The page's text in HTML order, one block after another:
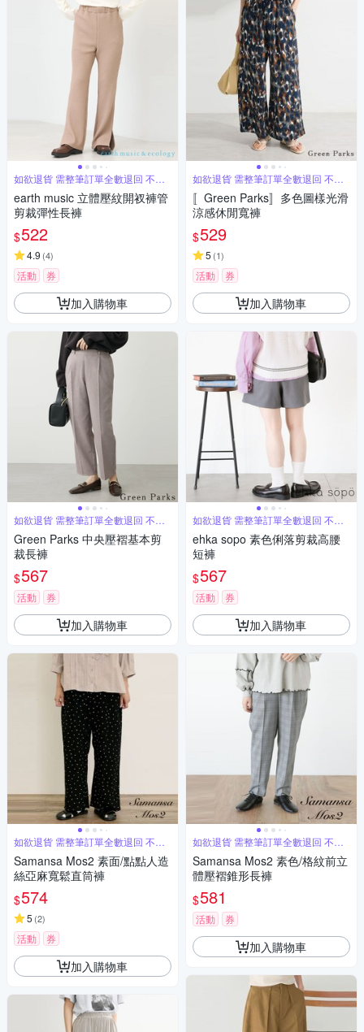
如欲退貨 需整筆訂單全數退回 不能
單退
earth music 立體壓紋開衩褲管
剪裁彈性長褲
$522
4.9 (4)
活動 券
加入購物車
如欲退貨 需整筆訂單全數退回 不能
單退
Green Parks 中央壓褶基本剪
裁長褲
$567
活動 券
加入購物車
如欲退貨 需整筆訂單全數退回 不能
單退
Samansa Mos2 素面/點點人造
絲亞麻寬鬆直筒褲
$574
5 (2)
活動 券
加入購物車
如欲退貨 需整筆訂單全數退回 不能
單退
〚Green Parks〛多色圖樣光滑
涼感休閒寬褲
$529
5 (1)
活動 券
加入購物車
如欲退貨 需整筆訂單全數退回 不能
單退
ehka sopo 素色俐落剪裁高腰
短褲
$567
活動 券
加入購物車
如欲退貨 需整筆訂單全數退回 不能
單退
Samansa Mos2 素色/格紋前立
體壓褶錐形長褲
$581
活動 券
加入購物車